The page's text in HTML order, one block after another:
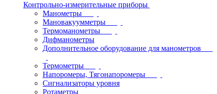
Контрольно-измерительные приборы
Манометры
Мановакуумметры
Термоманометры
Дифманометры
Дополнительное оборудование для манометров
Термометры
Напоромеры, Тягонапоромеры
Сигнализаторы уровня
Ротаметры